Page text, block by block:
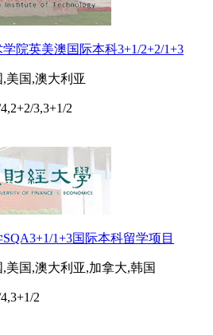
学院英美澳国际本科3+1/2+2/1+3
,美国,澳大利亚
3,3+1/2
1+3国际本科留学项目
,美国,澳大利亚,加拿大,韩国
2